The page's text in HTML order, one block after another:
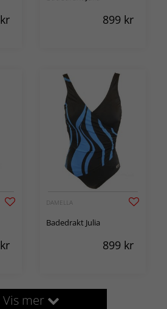
kr 899 kr
kr
DAMELLA
Badedrakt Julia
899 kr
Vis mer